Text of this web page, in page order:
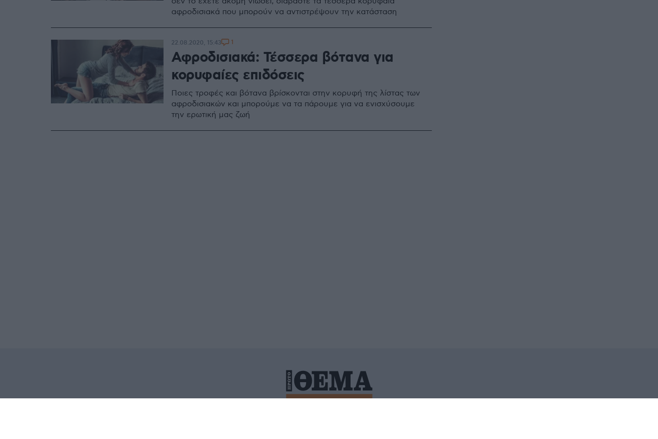
αφροδισιακά που μπορούν να αντιστρέψουν την κατάσταση
Αφροδισιακά: Τέσσερα βότανα για
κορυφαίες επιδόσεις
Ποιες τροφές και βότανα βρίσκονται στην κορυφή της λίστας των
αφροδισιακών και μπορούμε να τα πάρουμε για να ενισχύσουμε
την ερωτική μας ζωή
22.08.2020, 15:43 1